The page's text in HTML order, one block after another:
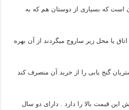
است که بسیاری از دوستان هم که به
یا محل زیر ساروج میگردند از آن بهره
گنج یابی را از خرید آن منصرف کند
این قیمت بالا را دارد . دارای دو سال